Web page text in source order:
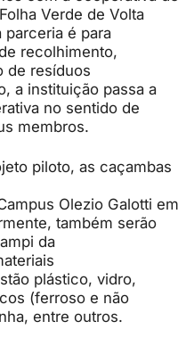
Verde de Volta
parceria é para
recolhimento,
de resíduos
a instituição passa a
no sentido de
membros.
piloto, as caçambas
Olezio Galotti em
também serão
da
plástico, vidro,
(ferroso e não
entre outros.